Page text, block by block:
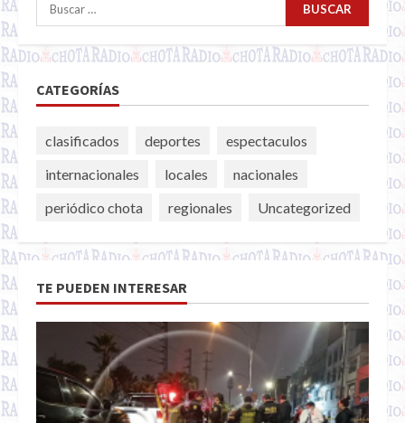
CATEGORÍAS
clasificados deportes
espectaculos
internacionales
locales
nacionales
periódico chota
regionales Uncategorized
TE PUEDEN INTERESAR